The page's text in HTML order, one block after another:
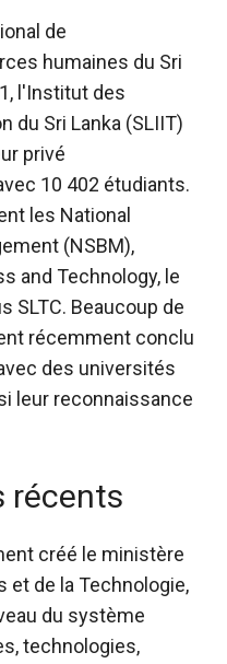
de
humaines du Sri
l'Institut des
du Sri Lanka (SLIIT)
privé
10 402 étudiants.
les National
(NSBM),
and Technology, le
SLTC. Beaucoup de
récemment conclu
des universités
leur reconnaissance
récents
créé le ministère
et de la Technologie,
du système
technologies,